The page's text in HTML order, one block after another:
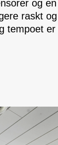
og
raskt
tempoet er